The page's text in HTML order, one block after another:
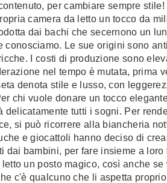
per cambiare sempre
camera da letto un tocco da
dai bachi che secernono un
conosciamo. Le sue origini sono
I costi di produzione sono
nel tempo è mutata, prima
denota stile e lusso, con
chi vuole donare un tocco
delicatamente tutti i sogni. Per
si può ricorrere alla biancheria
e giocattoli hanno deciso di
dai bambini, per fare insieme a
un posto magico, così anche
c'è qualcuno che li aspetta